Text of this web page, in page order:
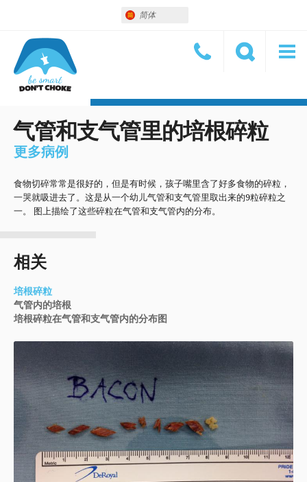
简体
气管和支气管里的培根碎粒
更多病例
食物切碎常常是很好的，但是有时候，孩子嘴里含了好多食物的碎粒，
一哭就吸进去了。这是从一个幼儿气管和支气管里取出来的9粒碎粒之
一。 图上描绘了这些碎粒在气管和支气管内的分布。
相关
培根碎粒
气管内的培根
培根碎粒在气管和支气管内的分布图